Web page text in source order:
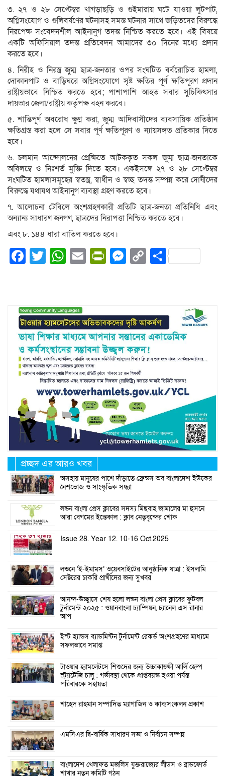
৩. ২৭ ও ২৮ সেপ্টেম্বর খাগড়াছড়ি ও গুইমারায় ঘটে যাওয়া লুটপাট,
অগ্নিসংযোগ ও গুলিবর্ষণের ঘটনাসহ সমস্ত ঘটনার সাথে জড়িতদের বিরুদ্ধে
নিরপেক্ষ সংবেদনশীল আইনানুগ তদন্ত নিশ্চিত করতে হবে। এই বিষয়ে
একটি অফিসিয়াল তদন্ত প্রতিবেদন আমাদের ৩০ দিনের মধ্যে প্রদান
করতে হবে।
৪. নিরীহ ও নিরস্ত্র জুম্ম ছাত্র-জনতার ওপর সংঘটিত বর্বরোচিত হামলা,
দোকানপাট ও বাড়িঘরে অগ্নিসংযোগে সৃষ্ট ক্ষতির পূর্ণ ক্ষতিপূরণ প্রদান
রাষ্ট্রীয়ভাবে নিশ্চিত করতে হবে; পাশাপাশি আহত সবার সুচিকিৎসার
দায়ভার জেলা/রাষ্ট্রীয় কর্তৃপক্ষ বহন করবে।
৫. শান্তিপূর্ণ অবরোধ ক্ষুণ্ণ করা, জুম্ম আদিবাসীদের ব্যবসায়িক প্রতিষ্ঠান
ক্ষতিগ্রস্ত করা হলে সে সবার পূর্ণ ক্ষতিপূরণ ও ন্যায়সঙ্গত প্রতিকার দিতে
হবে।
৬. চলমান আন্দোলনের প্রেক্ষিতে আটককৃত সকল জুম্ম ছাত্র-জনতাকে
অবিলম্বে ও নিঃশর্ত মুক্তি দিতে হবে। একইসঙ্গে ২৭ ও ২৮ সেপ্টেম্বর
সংঘটিত হামলাসমূহের স্বতন্ত্র, স্বাধীন ও স্বচ্ছ তদন্ত সম্পন্ন করে দোষীদের
বিরুদ্ধে যথাযথ আইনানুগ ব্যবস্থা গ্রহণ করতে হবে।
৭. আলোচনা টেবিলে অংশগ্রহণকারী প্রতিটি ছাত্র-জনতা প্রতিনিধি এবং
অন্যান্য সাধারণ জনগণ, ছাত্রদের নিরাপত্তা নিশ্চিত করতে হবে।
এবং ৮. ১৪৪ ধারা বাতিল করতে হবে।
Facebook
Twitter
WhatsApp
EmailPrintFriendly
Messenger
CopyShare
প্রচ্ছদ এর আরও খবর
অসহায় মানুষের পাশে দাঁড়াতে ফ্রেন্ডস অব বাংলাদেশ ইউকের
নৈশভোজ ও সাংস্কৃতিক সন্ধ্যা
লন্ডন বাংলা প্রেস ক্লাবের সদস্য মিছবাহ জামালের মা হুসনে
আরা বেগমের ইন্তেকাল : ক্লাব নেতৃবৃন্দের শোক
Issue 28. Year 12. 10-16 Oct.2025
লন্ডনে ‘ই-ইমামস’ ওয়েবসাইটের আনুষ্ঠানিক যাত্রা : ইসলামি
সেক্টরের চাকরি প্রার্থীদের জন্য সুখবর
আনন্দ-উচ্ছ্বাসে শেষ হলো লন্ডন বাংলা প্রেস ক্লাবের ফুটবল
টুর্নামেন্ট ২০২৫ : ওয়ানবাংলা চ্যাম্পিয়ন, চ্যানেল এস রানার
আপ
ইস্ট হ্যান্ডস ব্যাডমিন্টন টুর্নামেন্ট রেকর্ড অংশগ্রহণের মাধ্যমে
সফলভাবে সমাপ্ত
টাওয়ার হ্যামলেটসে শিশুদের জন্য উচ্চাকাঙ্ক্ষী আর্লি হেল্প
স্ট্র্যাটেজি চালু : গর্ভাবস্থা থেকে প্রাপ্তবয়স্ক হওয়া পর্যন্ত
পরিবারকে সহায়তা
শাহেদ রাহমান সম্পাদিত ম্যাগাজিন ও কাব্যসংকলন প্রকাশ
এমসিএর দ্বি-বার্ষিক সাধারণ সভা ও নির্বাচন সম্পন্ন
বাংলাদেশ খেলাফত মজলিস যুক্তরাজ্যের লীডস ও ব্রাডফোর্ড
শাখার নতুন কমিটি গঠন